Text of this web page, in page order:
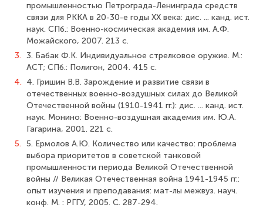
промышленностью Петрограда-Ле­нинграда средств
связи для РККА в 20-30-е годы XX века: дис. ... канд. ист.
наук. СПб.: Военно-космическая академия им. А.Ф.
Можайского, 2007. 213 с.
3. 3. Бабак Ф.К. Индивидуальное стрелковое оружие. М.:
ACT; СПб.: Полигон, 2004. 415 с.
4. 4. Гришин В.В. Зарождение и развитие связи в
отечественных военно-воздуш­ных силах до Великой
Отечественной войны (1910-1941 гг.): дис. ... канд. ист.
наук. Монино: Военно-воздушная академия им. Ю.А.
Гагарина, 2001. 221 с.
5. 5. Ермолов А.Ю. Количество или качество: проблема
выбора приоритетов в со­ветской танковой
промышленности периода Великой Отечественной
войны // Ве­ликая Отечественная война 1941-1945 гг.:
опыт изучения и преподавания: мат-лы межвуз. науч.
конф. М. : РГГУ, 2005. С. 287-294.